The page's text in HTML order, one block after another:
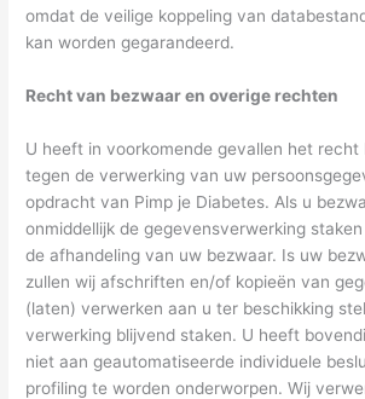
omdat de veilige koppeling van
kan worden gegarandeerd.
Recht van bezwaar en overige rechten
U heeft in voorkomende gevallen het recht
tegen de verwerking van uw
opdracht van Pimp je Diabetes. Als u
onmiddellijk de gegevensverwerking
de afhandeling van uw bezwaar. Is uw
zullen wij afschriften en/of kopieën van
(laten) verwerken aan u ter beschikking
verwerking blijvend staken. U heeft
niet aan geautomatiseerde individuele
profiling te worden onderworpen. Wij